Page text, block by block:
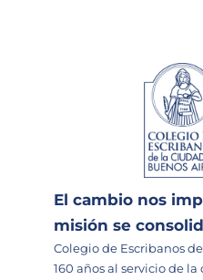
El cambio nos
misión se
Colegio de Escribanos
160 años al servicio de